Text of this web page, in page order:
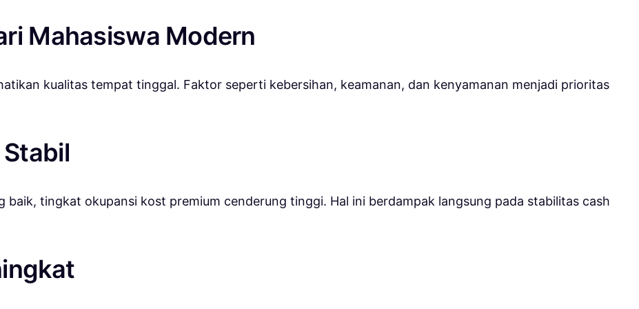
Mahasiswa Modern
kualitas tempat tinggal. Faktor seperti kebersihan, keamanan, dan kenyamanan menjadi prioritas
baik, tingkat okupansi kost premium cenderung tinggi. Hal ini berdampak langsung pada stabilitas cash